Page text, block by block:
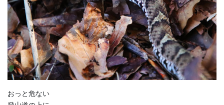
おっと危ない